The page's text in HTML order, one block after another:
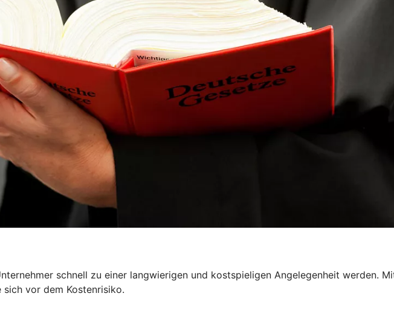
schnell zu einer langwierigen und kostspieligen Angelegenheit werden.
sich vor dem Kostenrisiko.